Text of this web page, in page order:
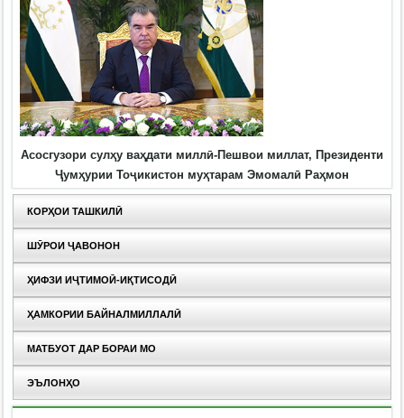
Асосгузори сулҳу ваҳдати миллӣ-Пешвои миллат, Президенти
Ҷумҳурии Тоҷикистон муҳтарам Эмомалӣ Раҳмон
КОРҲОИ ТАШКИЛӢ
ШӮРОИ ҶАВОНОН
ҲИФЗИ ИҶТИМОӢ-ИҚТИСОДӢ
ҲАМКОРИИ БАЙНАЛМИЛЛАЛӢ
МАТБУОТ ДАР БОРАИ МО
ЭЪЛОНҲО